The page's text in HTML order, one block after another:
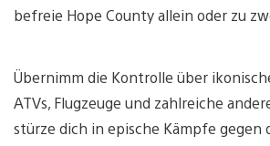
befreie Hope County allein oder zu
Übernimm die Kontrolle über
ATVs, Flugzeuge und zahlreiche
stürze dich in epische Kämpfe gegen